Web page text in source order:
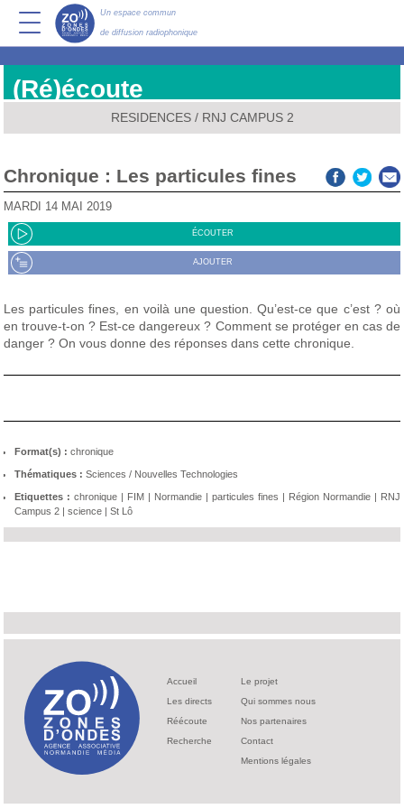
Un espace commun
de diffusion radiophonique
(Ré)écoute
RESIDENCES/ RNJ CAMPUS 2
Chronique : Les particules fines
MARDI 14 MAI 2019
ÉCOUTER
AJOUTER
Les particules fines, en voilà une question. Qu’est-ce que c’est ? où
en trouve-t-on ? Est-ce dangereux ? Comment se protéger en cas de
danger ? On vous donne des réponses dans cette chronique.
Format(s) : chronique
Thématiques : Sciences / Nouvelles Technologies
Etiquettes : chronique | FIM | Normandie | particules fines | Région Normandie | RNJ
Campus 2 | science | St Lô
Accueil
Les directs
Réécoute
Recherche
Le projet
Qui sommes nous
Nos partenaires
Contact
Mentions légales